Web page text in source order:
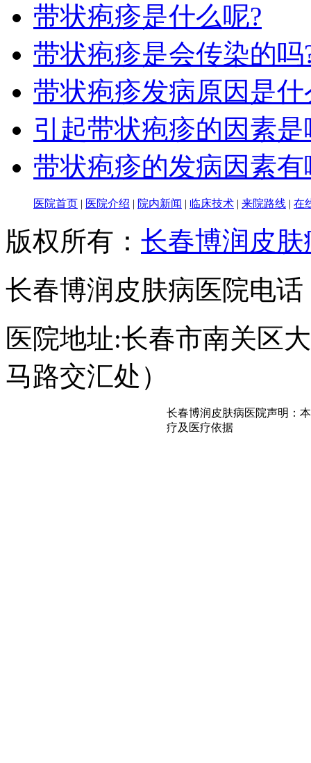
带状疱疹是什么呢?
带状疱疹是会传染的吗
带状疱疹发病原因是什
引起带状疱疹的因素是
带状疱疹的发病因素有
医院首页 | 医院介绍 | 院内新闻 | 临床技术 | 来院路线 | 在
版权所有： 长春博润皮肤
长春博润皮肤病医院电话
医院地址:长春市南关区
马路交汇处）
长春博润皮肤病医院声明：
疗及医疗依据